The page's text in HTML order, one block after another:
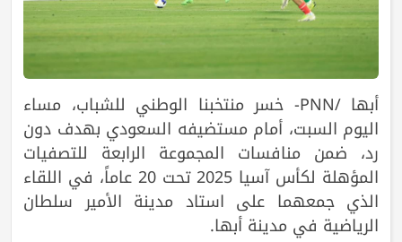
أبها /PNN- خسر منتخبنا الوطني للشباب، مساء
اليوم السبت، أمام مستضيفه السعودي بهدف دون
رد، ضمن منافسات المجموعة الرابعة للتصفيات
المؤهلة لكأس آسيا 2025 تحت 20 عاماً، في اللقاء
الذي جمعهما على استاد مدينة الأمير سلطان
الرياضية في مدينة أبها.